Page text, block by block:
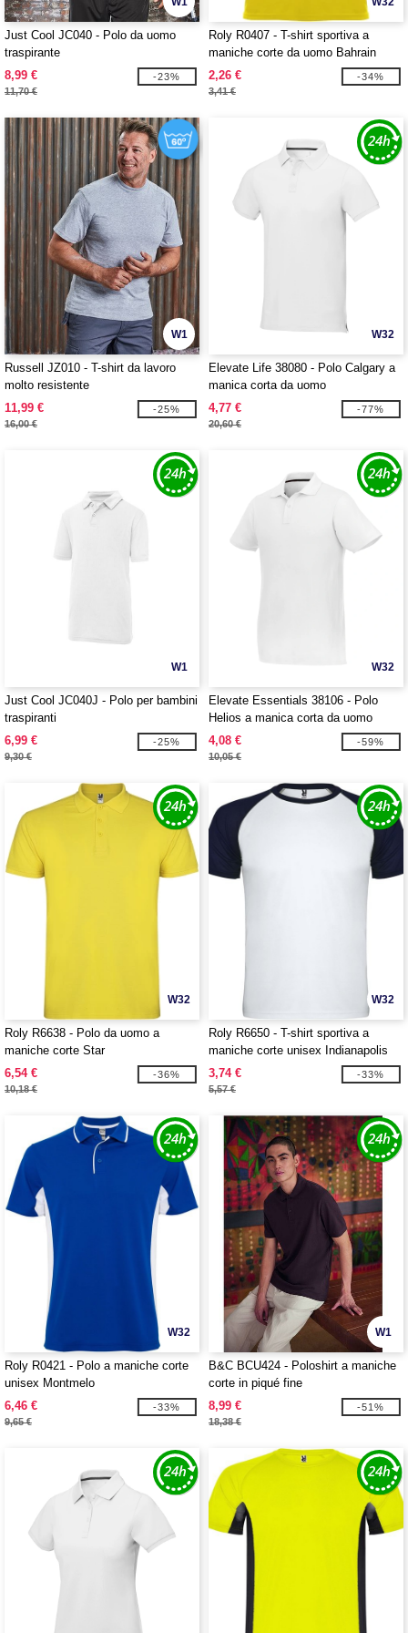
Just Cool JC040 - Polo da uomo
traspirante
8,99 €
11,70 €
-23%
Roly R0407 - T-shirt sportiva a
maniche corte da uomo Bahrain
2,26 €
3,41 €
-34%
W1
Russell JZ010 - T-shirt da lavoro
molto resistente
11,99 €
16,00 €
-25%
W32
Elevate Life 38080 - Polo Calgary a
manica corta da uomo
4,77 €
20,60 €
-77%
W1
Just Cool JC040J - Polo per bambini
traspiranti
6,99 €
9,30 €
-25%
W32
Elevate Essentials 38106 - Polo
Helios a manica corta da uomo
4,08 €
10,05 €
-59%
W32
Roly R6638 - Polo da uomo a
maniche corte Star
6,54 €
10,18 €
-36%
W32
Roly R6650 - T-shirt sportiva a
maniche corte unisex Indianapolis
3,74 €
5,57 €
-33%
W32
Roly R0421 - Polo a maniche corte
unisex Montmelo
6,46 €
9,65 €
-33%
W1
B&C BCU424 - Poloshirt a maniche
corte in piqué fine
8,99 €
18,38 €
-51%